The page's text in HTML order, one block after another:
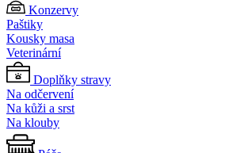
Konzervy
Paštiky
Kousky masa
Veterinární
Doplňky stravy
Na odčervení
Na kůži a srst
Na klouby